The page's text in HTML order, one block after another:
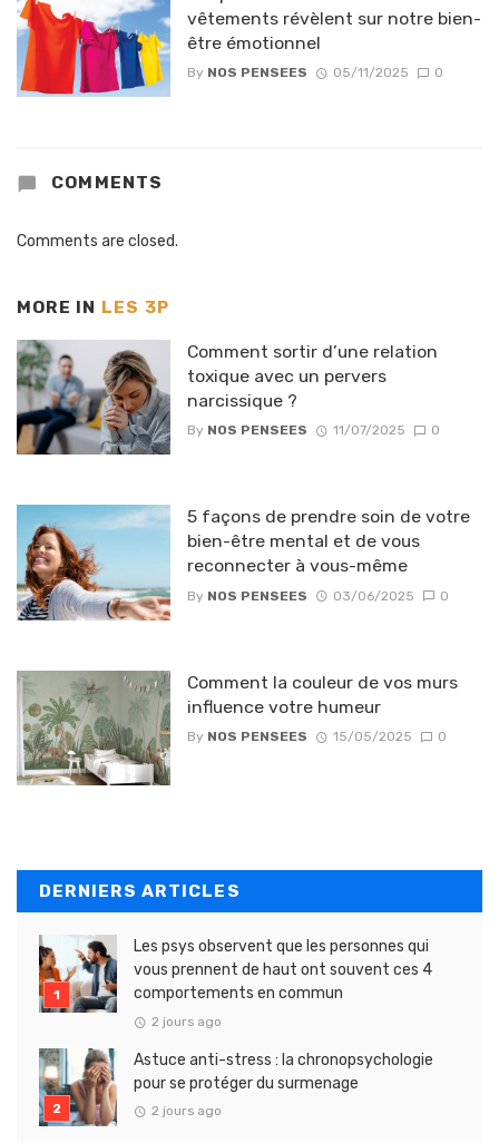
vêtements révèlent sur notre bien-
être émotionnel
By NOS PENSEES 05/11/2025 0
COMMENTS
Comments are closed.
MORE IN LES 3P
Comment sortir d’une relation
toxique avec un pervers
narcissique ?
By NOS PENSEES 11/07/2025 0
5 façons de prendre soin de votre
bien-être mental et de vous
reconnecter à vous-même
By NOS PENSEES 03/06/2025 0
Comment la couleur de vos murs
influence votre humeur
By NOS PENSEES 15/05/2025 0
DERNIERS ARTICLES
Les psys observent que les personnes qui
vous prennent de haut ont souvent ces 4
comportements en commun
2 jours ago
Astuce anti-stress : la chronopsychologie
pour se protéger du surmenage
2 jours ago